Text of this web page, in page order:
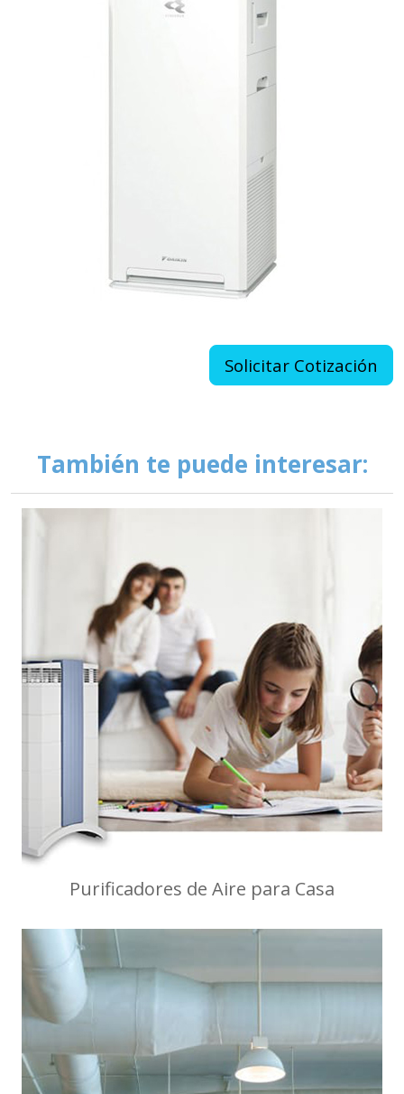
Solicitar Cotización
También te puede interesar:
Purificadores de Aire para Casa